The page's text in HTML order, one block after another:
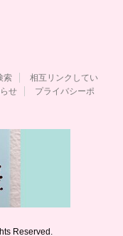
索
相互リンクしてい
せ
プライバシーポ
Reserved.